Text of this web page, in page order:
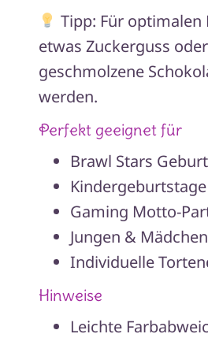
Tipp: Für optimalen
etwas Zuckerguss oder
geschmolzene
werden.
Perfekt geeignet für
Brawl Stars
Kindergeburtstage
Gaming Motto-
Jungen & Mädchen
Individuelle
Hinweise
Leichte